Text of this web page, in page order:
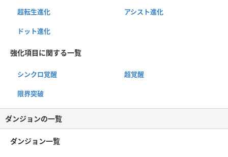
超転生進化 アシスト進化
ドット進化
強化項目に関する一覧
シンクロ覚醒 超覚醒
限界突破
ダンジョンの一覧
ダンジョン一覧